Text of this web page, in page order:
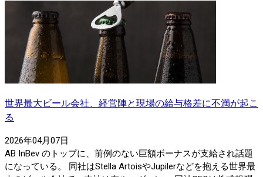
世界最大ビール会社、経営陣と現場の給与格差に不満が起こ
る
2026年04月07日
AB InBev のトップに、前例のない巨額ボーナスが支給され話題
になっている。 同社はStella ArtoisやJupilerなどを抱える世界最